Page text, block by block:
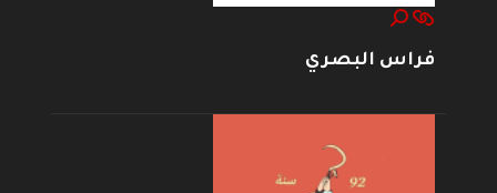
فراس البصري